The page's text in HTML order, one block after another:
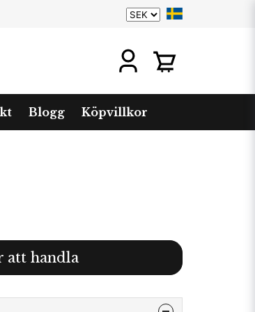
Blogg Köpvillkor
att handla